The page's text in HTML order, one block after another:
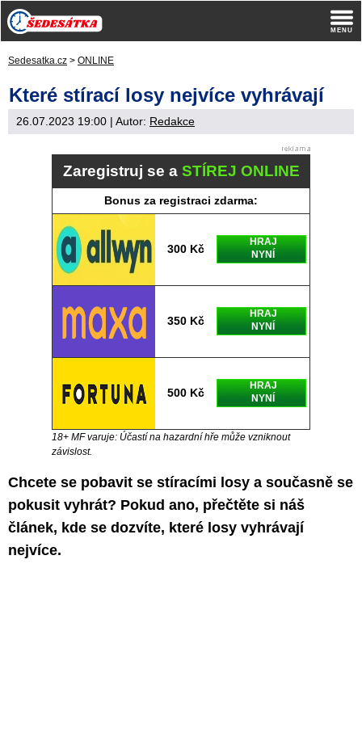
Sedesatka.cz > ONLINE
Které stírací losy nejvíce vyhrávají
26.07.2023 19:00 | Autor: Redakce
Zaregistruj se a STÍREJ ONLINE
Bonus za registraci zdarma:
300 Kč
HRAJ
NYNÍ
350 Kč
HRAJ
NYNÍ
500 Kč
HRAJ
NYNÍ
18+ MF varuje: Účastí na hazardní hře může vzniknout
závislost.
Chcete se pobavit se stíracími losy a současně se
pokusit vyhrát? Pokud ano, přečtěte si náš
článek, kde se dozvíte, které losy vyhrávají
nejvíce.